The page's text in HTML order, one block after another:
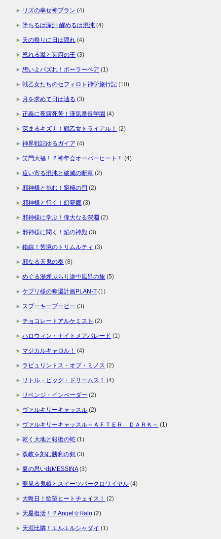
リズの幸せ神プラン (4)
堕ちるは深淵 醒めるは混沌 (4)
天の祭りに日は隠れ (4)
怒れる嵐と冥府の王 (3)
想いよバズれ！ポーラーベア (1)
戦乙女たちのセフィロト神学旅行記 (10)
月を求めて日は辿る (3)
正義に夜露死苦！漢気番長学園 (4)
深まるキズナ！戦乙女トライアル！ (2)
神界戦記ゆるガイア (4)
笑門大福！？神年会オーバーヒート！ (4)
這い寄る混沌と破滅の断章 (2)
邪神様と挑む！窮極の門 (2)
邪神様と行く！幻夢郷 (3)
邪神様に学ぶ！偉大なる深淵 (2)
邪神様に聞く！焔の神殿 (3)
錯綜！苦境のトリムルティ (3)
邪なる天鬼の奏 (8)
めぐる湯煙ぶらり途中風呂の旅 (5)
ケプリ様の奪還計画PLAN-T (1)
スプーキーブービー (3)
チョコレートアルケミスト (2)
ハロウィン・ナイトメアパレード (1)
マジカルキャロル！ (4)
ラビュリントス・オブ・ミノス (2)
リトル・ビッグ・ドリームス！ (4)
リベンジ・インベーダー (2)
ヴァルキリーキャッスル (2)
ヴァルキリーキャッスル～ＡＦＴＥＲ ＤＡＲＫ～ (1)
乾く大地と報復の蛇 (1)
双岐を刻む勝利の剣 (3)
夏の思い出MESSINA(3)
夢見る鬼娘とスイーツパークロワイヤル (4)
大晦日！欲望ヒートチェイス！ (2)
天星復活！？Angel☆Halo (2)
天涯比隣！エルエルシャダイ (1)